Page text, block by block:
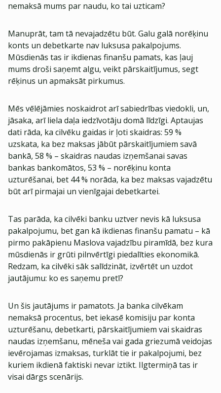
nemaksā mums par naudu, ko tai uzticam?
Manuprāt, tam tā nevajadzētu būt. Galu galā norēķinu
konts un debetkarte nav luksusa pakalpojums.
Mūsdienās tas ir ikdienas finanšu pamats, kas ļauj
mums droši saņemt algu, veikt pārskaitījumus, segt
rēķinus un apmaksāt pirkumus.
Mēs vēlējāmies noskaidrot arī sabiedrības viedokli, un,
jāsaka, arī liela daļa iedzīvotāju domā līdzīgi. Aptaujas
dati rāda, ka cilvēku gaidas ir ļoti skaidras: 59 %
uzskata, ka bez maksas jābūt pārskaitījumiem savā
bankā, 58 % – skaidras naudas izņemšanai savas
bankas bankomātos, 53 % – norēķinu konta
uzturēšanai, bet 44 % norāda, ka bez maksas vajadzētu
būt arī pirmajai un vienīgajai debetkartei.
Tas parāda, ka cilvēki banku uztver nevis kā luksusa
pakalpojumu, bet gan kā ikdienas finanšu pamatu – kā
pirmo pakāpienu Maslova vajadzību piramīdā, bez kura
mūsdienās ir grūti pilnvērtīgi piedalīties ekonomikā.
Redzam, ka cilvēki sāk salīdzināt, izvērtēt un uzdot
jautājumu: ko es saņemu pretī?
Un šis jautājums ir pamatots. Ja banka cilvēkam
nemaksā procentus, bet iekasē komisiju par konta
uzturēšanu, debetkarti, pārskaitījumiem vai skaidras
naudas izņemšanu, mēneša vai gada griezumā veidojas
ievērojamas izmaksas, turklāt tie ir pakalpojumi, bez
kuriem ikdienā faktiski nevar iztikt. Ilgtermiņā tas ir
visai dārgs scenārijs.